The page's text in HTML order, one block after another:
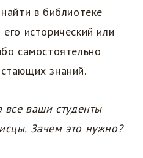
в библиотеке
исторический или
самостоятельно
знаний.
все ваши студенты
Зачем это нужно?